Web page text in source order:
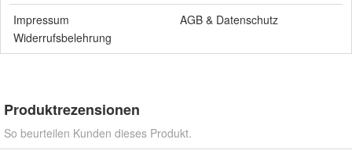
Impressum
AGB & Datenschutz
Widerrufsbelehrung
Produktrezensionen
So beurteilen Kunden dieses Produkt.